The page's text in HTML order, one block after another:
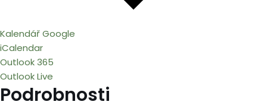
Kalendář Google
iCalendar
Outlook 365
Outlook Live
Podrobnosti